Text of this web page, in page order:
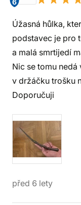
6
Úžasná hůlka,
podstavec je pro
a malá smrtijedí
Nic se tomu
v držáčku trošku
Doporučuji
před 6 lety